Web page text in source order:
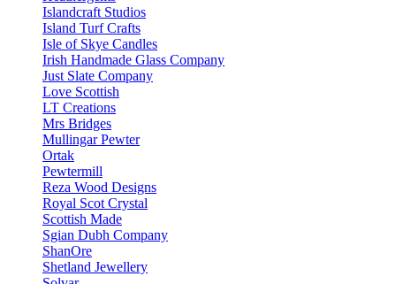
Islandcraft Studios
Island Turf Crafts
Isle of Skye Candles
Irish Handmade Glass Company
Just Slate Company
Love Scottish
LT Creations
Mrs Bridges
Mullingar Pewter
Ortak
Pewtermill
Reza Wood Designs
Royal Scot Crystal
Scottish Made
Sgian Dubh Company
ShanOre
Shetland Jewellery